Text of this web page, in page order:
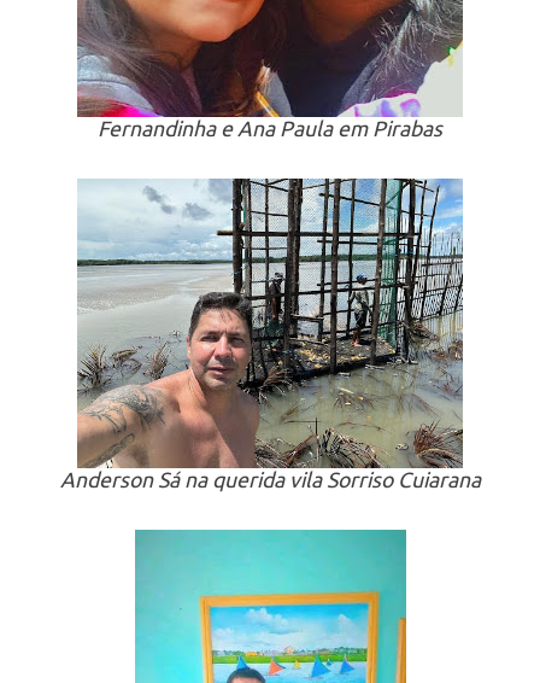
Fernandinha e Ana Paula em Pirabas
Anderson Sá na querida vila Sorriso Cuiarana